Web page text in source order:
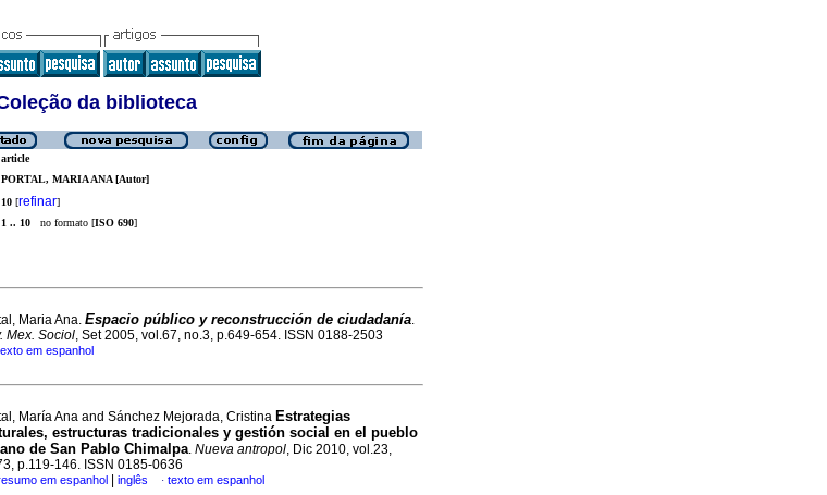
da biblioteca
article
PORTAL, MARIA ANA [Autor]
10 [refinar]
1 .. 10 no formato [ISO 690]
Maria Ana. Espacio público y reconstrucción de ciudadanía.
Mex. Sociol, Set 2005, vol.67, no.3, p.649-654. ISSN 0188-2503
em espanhol
María Ana and Sánchez Mejorada, Cristina Estrategias
estructuras tradicionales y gestión social en el pueblo
de San Pablo Chimalpa. Nueva antropol, Dic 2010, vol.23,
p.119-146. ISSN 0185-0636
em espanhol inglês · texto em espanhol